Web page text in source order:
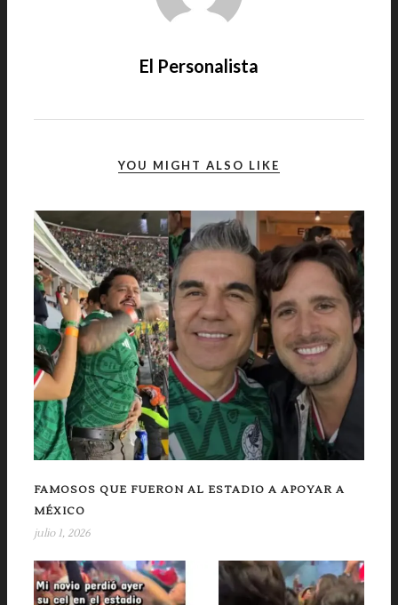
El Personalista
YOU MIGHT ALSO LIKE
FAMOSOS QUE FUERON AL ESTADIO A APOYAR A
MÉXICO
julio 1, 2026